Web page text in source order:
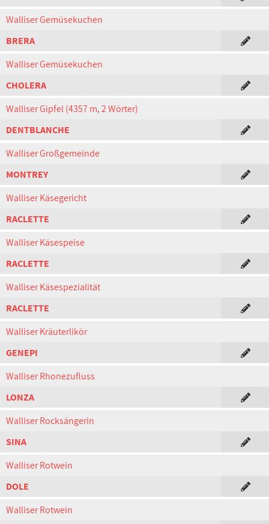
Walliser Gemüsekuchen
BRERA
Walliser Gemüsekuchen
CHOLERA
Walliser Gipfel (4357 m, 2 Wörter)
DENTBLANCHE
Walliser Großgemeinde
MONTREY
Walliser Käsegericht
RACLETTE
Walliser Käsespeise
RACLETTE
Walliser Käsespezialität
RACLETTE
Walliser Kräuterlikör
GENEPI
Walliser Rhonezufluss
LONZA
Walliser Rocksängerin
SINA
Walliser Rotwein
DOLE
Walliser Rotwein